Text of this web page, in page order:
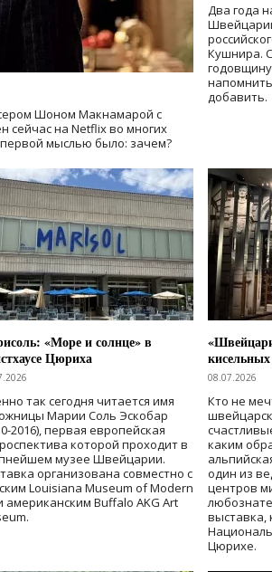
Шоном Макнамарой с
сейчас на Netflix во многих
мыслью было: зачем?
Два года
Кушнира.
добавить.
«Море и солнце» в
Цюриха
так сегодня читается имя
Марии Соль Эскобар
2016), первая европейская
которой проходит в
музее Швейцарии.
организована совместно с
Louisiana Museum of Modern
американским Buffalo AKG Art
кисельных
08.07.2026
Кто не
каким
один из
центров
выставка,
Цюрихе.